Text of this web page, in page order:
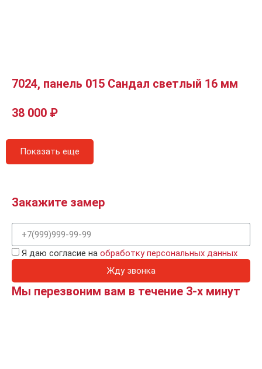
7024, панель 015 Сандал светлый 16 мм
38 000 ₽
Показать еще
Закажите замер
Я даю согласие на обработку персональных данных
Жду звонка
Мы перезвоним вам в течение 3-х минут